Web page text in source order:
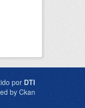
por DTI
by Ckan